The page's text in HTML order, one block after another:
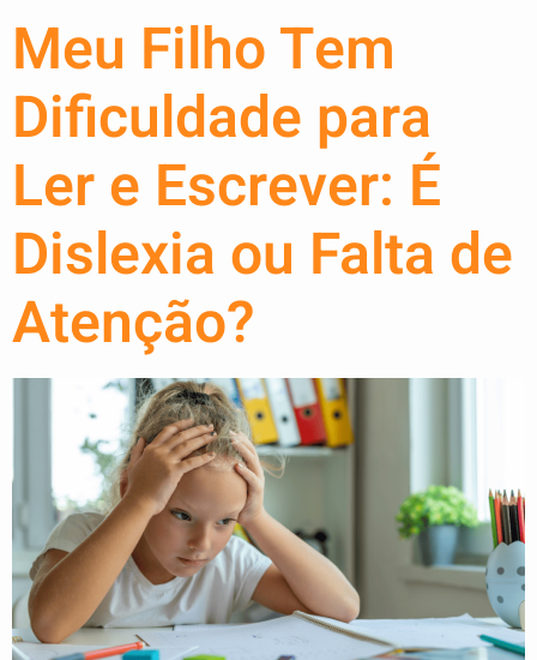
Meu Filho Tem
Dificuldade para
Ler e Escrever: É
Dislexia ou Falta de
Atenção?